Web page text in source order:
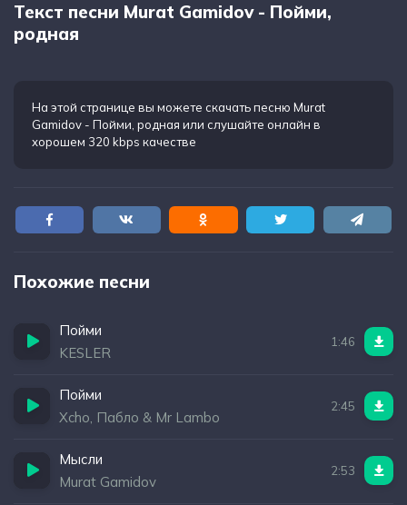
Текст песни Murat Gamidov - Пойми,
родная
На этой странице вы можете скачать песню Murat
Gamidov - Пойми, родная или слушайте онлайн в
хорошем 320 kbps качестве
Похожие песни
Пойми
KESLER
1:46
Пойми
Xcho, Пабло & Mr Lambo
2:45
Мысли
Murat Gamidov
2:53